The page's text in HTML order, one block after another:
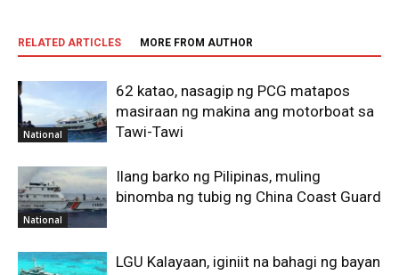
RELATED ARTICLES MORE FROM AUTHOR
National
62 katao, nasagip ng PCG matapos
masiraan ng makina ang motorboat sa
Tawi-Tawi
National
Ilang barko ng Pilipinas, muling
binomba ng tubig ng China Coast Guard
LGU Kalayaan, iginiit na bahagi ng bayan